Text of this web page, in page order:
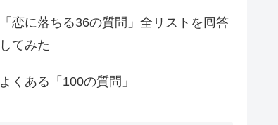
「恋に落ちる36の質問」全リストを囘答
してみた
よくある「100の質問」